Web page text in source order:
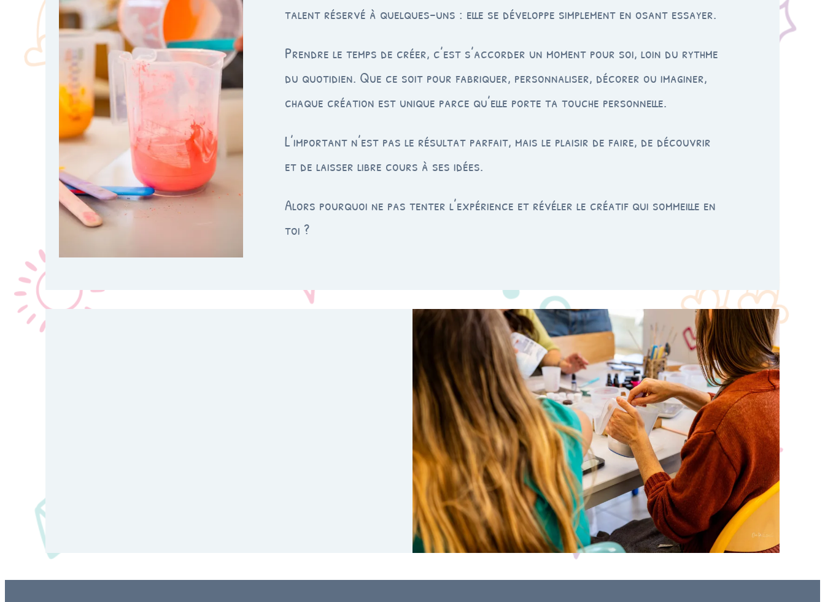
talent réservé à quelques-uns : elle se développe simplement en osant essayer.
Prendre le temps de créer, c’est s’accorder un moment pour soi, loin du rythme
du quotidien. Que ce soit pour fabriquer, personnaliser, décorer ou imaginer,
chaque création est unique parce qu’elle porte ta touche personnelle.
L’important n’est pas le résultat parfait, mais le plaisir de faire, de découvrir
et de laisser libre cours à ses idées.
Alors pourquoi ne pas tenter l’expérience et révéler le créatif qui sommeille en
toi ?